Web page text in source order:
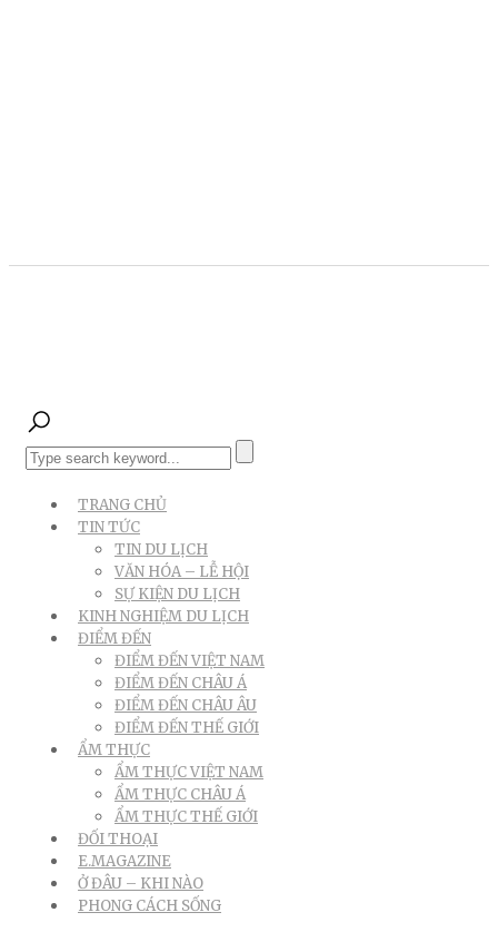
TRANG CHỦ
TIN TỨC
TIN DU LỊCH
VĂN HÓA – LỄ HỘI
SỰ KIỆN DU LỊCH
KINH NGHIỆM DU LỊCH
ĐIỂM ĐẾN
ĐIỂM ĐẾN VIỆT NAM
ĐIỂM ĐẾN CHÂU Á
ĐIỂM ĐẾN CHÂU ÂU
ĐIỂM ĐẾN THẾ GIỚI
ẨM THỰC
ẨM THỰC VIỆT NAM
ẨM THỰC CHÂU Á
ẨM THỰC THẾ GIỚI
ĐỐI THOẠI
E.MAGAZINE
Ở ĐÂU – KHI NÀO
PHONG CÁCH SỐNG